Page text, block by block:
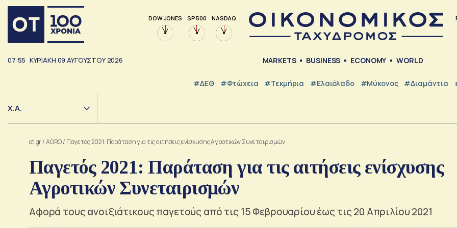
DOW JONES SP 500 NASDAQ
07:55 ΚΥΡΙΑΚΗ 09 ΑΥΓΟΥΣΤΟΥ 2026 MARKETS BUSINESS ECONOMY WORLD
#ΔΕΘ #Φτώχεια #Τεκμήρια #Ελαιόλαδο #Μύκονος #Διαμάντια
Χ.Α.
ot.gr/AGRO/ Παγετός 2021: Παράταση για τις αιτήσεις ενίσχυσης Αγροτικών Συνεταιρισμών
Παγετός 2021: Παράταση για τις αιτήσεις ενίσχυσης
Αγροτικών Συνεταιρισμών
Αφορά τους ανοιξιάτικους παγετούς από τις 15 Φεβρουαρίου έως τις 20 Απριλίου 2021